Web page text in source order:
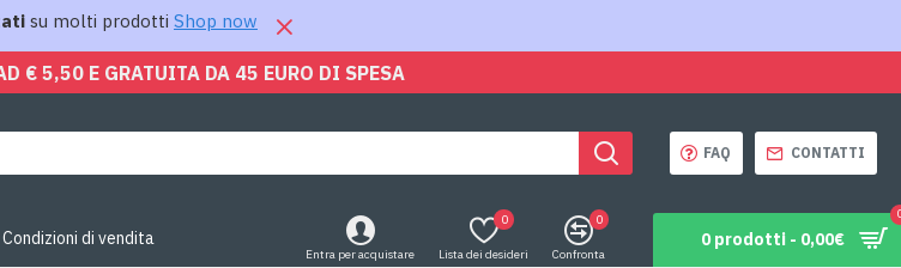
su molti prodotti Shop now
€ 5,50 E GRATUITA DA 45 EURO DI SPESA
FAQ CONTATTI
Condizioni di vendita
Entra per acquistare Lista dei desideri
0
Confronta
0
0 prodotti - 0,00€